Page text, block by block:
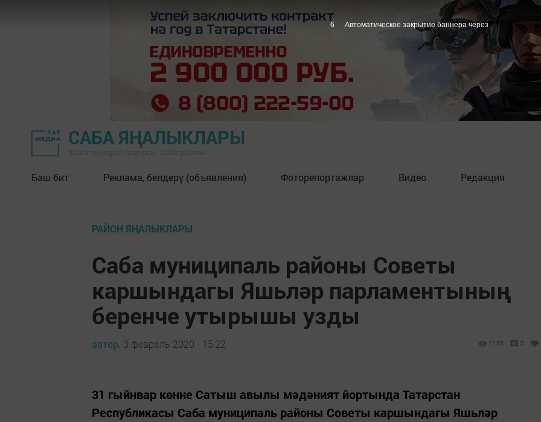
САБА ЯҢАЛЫКЛАРЫ
Баш бит Реклама, белдерү (объявления) Фоторепортажлар Видео Редакция
РАЙОН ЯҢАЛЫКЛАРЫ
Саба муниципаль районы Советы
каршындагы Яшьләр парламентының
беренче утырышы узды
автор, 3 февраль 2020 - 15:22 1185 0
31 гыйнвар көнне Сатыш авылы мәдәният йортында Татарстан
Республикасы Саба муниципаль районы Советы каршындагы Яшьләр
5 Автоматическое закрытие баннера через